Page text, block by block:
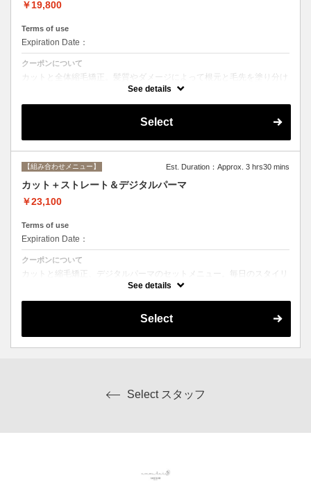
￥19,800
Terms of use
Expiration Date：
クーポンについて
カットと全体縮毛矯正。髪質やダメージによって根元と毛先を塗り分け
ます。シャンプー、ブロー込み。必要に応じて前処理トリートメント無
See details
Select
【組み合わせメニュー】 Est. Duration：Approx. 3 hrs30 mins
カット＋ストレート＆デジタルパーマ
￥23,100
Terms of use
Expiration Date：
クーポンについて
カットと縮毛矯正、デジタルパーマのセットメニュー。毎日のスタイリ
ングを楽にしたい方にオススメ☆ シャンプー、ブロー込み。ロング料
See details
Select
Select スタッフ